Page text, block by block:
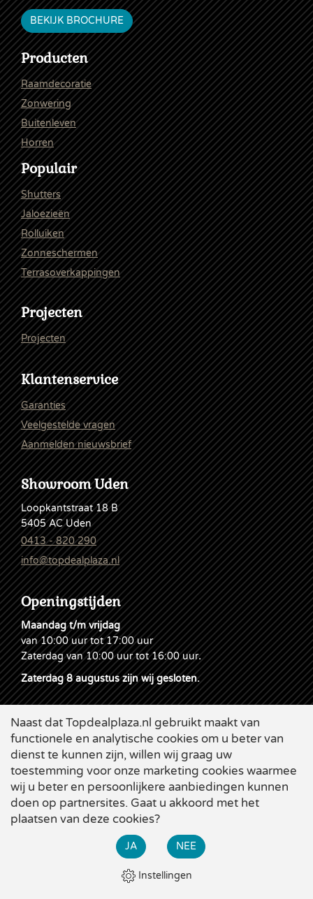
Bekijk alle zomer-acties bij Topdeal. Diverse grote kortingen
op de beste producten!
BEKIJK BROCHURE
Producten
Raamdecoratie
Zonwering
Buitenleven
Horren
Populair
Shutters
Jaloezieën
Rolluiken
Zonneschermen
Terrasoverkappingen
Projecten
Projecten
Klantenservice
Garanties
Veelgestelde vragen
Aanmelden nieuwsbrief
Showroom Uden
Loopkantstraat 18 B
5405 AC Uden
0413 - 820 290
info@topdealplaza.nl
Openingstijden
Maandag t/m vrijdag
van 10:00 uur tot 17:00 uur
Zaterdag van 10:00 uur tot 16:00 uur.
Zaterdag 8 augustus zijn wij gesloten.
Cookies|Leveringsvoorwaarden
Webdesign
Applepie
Naast dat Topdealplaza.nl gebruikt maakt van
functionele en analytische cookies om u beter van
dienst te kunnen zijn, willen wij graag uw
toestemming voor onze marketing cookies waarmee
wij u beter en persoonlijkere aanbiedingen kunnen
doen op partnersites. Gaat u akkoord met het
plaatsen van deze cookies?
JA NEE
Instellingen